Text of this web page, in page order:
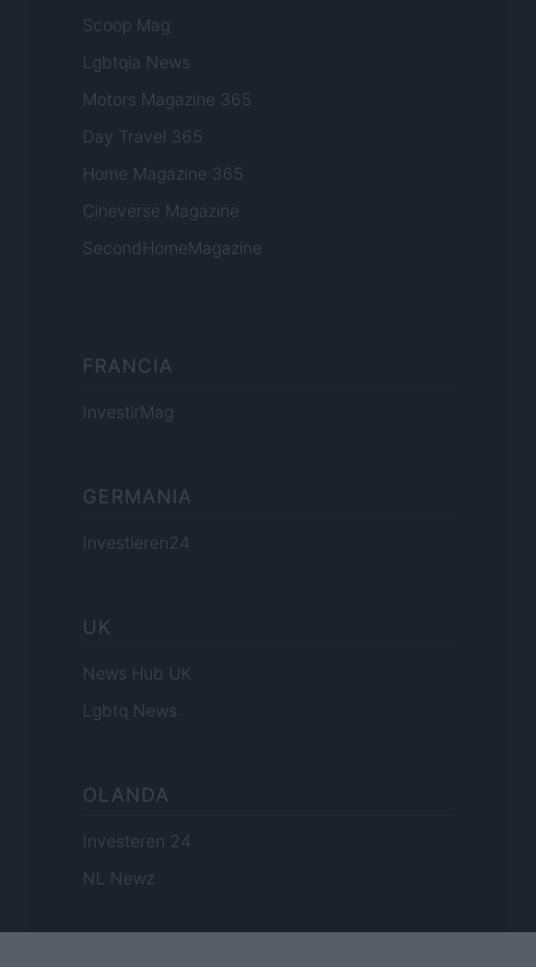
Scoop Mag
Lgbtqia News
Motors Magazine 365
Day Travel 365
Home Magazine 365
Cineverse Magazine
SecondHomeMagazine
FRANCIA
InvestirMag
GERMANIA
Investieren24
UK
News Hub UK
Lgbtq News
OLANDA
Investeren 24
NL Newz